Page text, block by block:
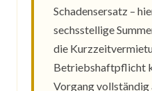
Schadensersatz –
sechsstellige
die
Betriebshaftpflicht
Vorgang vollständig